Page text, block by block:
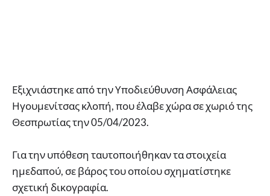
Εξιχνιάστηκε από την Υποδιεύθυνση Ασφάλειας
Ηγουμενίτσας κλοπή, που έλαβε χώρα σε χωριό της
Θεσπρωτίας την 05/04/2023.
Για την υπόθεση ταυτοποιήθηκαν τα στοιχεία
ημεδαπού, σε βάρος του οποίου σχηματίστηκε
σχετική δικογραφία.